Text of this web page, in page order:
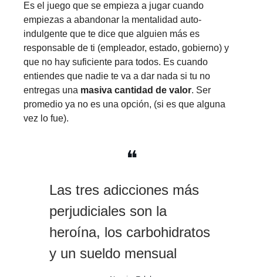
Es el juego que se empieza a jugar cuando
empiezas a abandonar la mentalidad auto-
indulgente que te dice que alguien más es
responsable de ti (empleador, estado, gobierno) y
que no hay suficiente para todos. Es cuando
entiendes que nadie te va a dar nada si tu no
entregas una masiva cantidad de valor. Ser
promedio ya no es una opción, (si es que alguna
vez lo fue).
❝
Las tres adicciones más
perjudiciales son la
heroína, los carbohidratos
y un sueldo mensual